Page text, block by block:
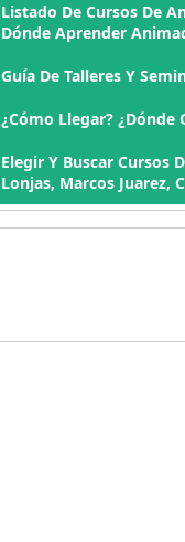
Listado De Cursos De
Dónde Aprender
Guía De Talleres Y
¿Cómo Llegar? ¿Dónde
Elegir Y Buscar Cursos
Lonjas, Marcos Juarez,